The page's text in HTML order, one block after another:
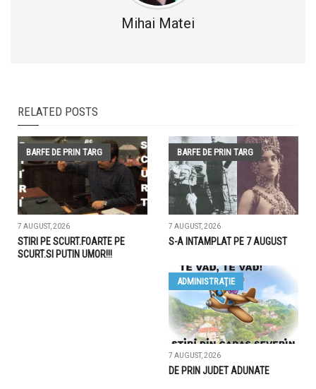
Mihai Matei
RELATED POSTS
BARFE DE PRIN TARG
7 AUGUST, 2026
STIRI PE SCURT.FOARTE PE
SCURT.SI PUTIN UMOR!!!
BARFE DE PRIN TARG
7 AUGUST, 2026
S-A INTAMPLAT PE 7 AUGUST
ADMINISTRAŢIE
7 AUGUST, 2026
DE PRIN JUDET ADUNATE